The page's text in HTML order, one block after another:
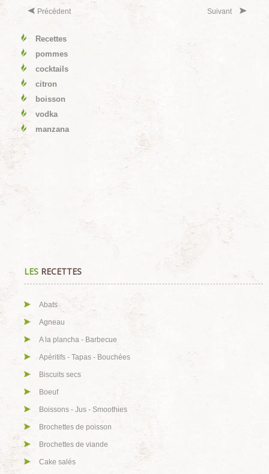
Précédent Suivant
Recettes
pommes
cocktails
citron
boisson
vodka
manzana
LES RECETTES
Abats
Agneau
A la plancha - Barbecue
Apéritifs - Tapas - Bouchées
Biscuits secs
Boeuf
Boissons - Jus - Smoothies
Brochettes de poisson
Brochettes de viande
Cake salés